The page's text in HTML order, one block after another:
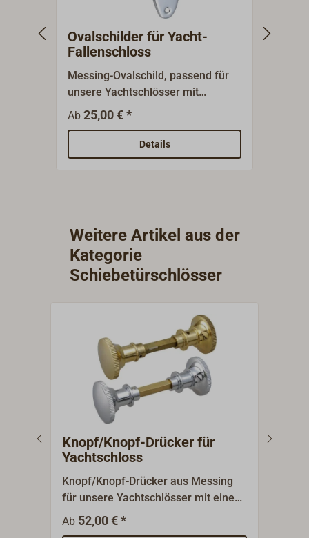
Ovalschilder für Yacht-
Fallenschloss
Messing-Ovalschild, passend für
unsere Yachtschlösser mit
Vierkant V = 8mm.
Ab25,00 € *
Details
Weitere Artikel aus der
Kategorie
Schiebetürschlösser
Knopf/Knopf-Drücker für
Yachtschloss
Knopf/Knopf-Drücker aus Messing
für unsere Yachtschlösser mit einem
8 mm Vierkant, passend für
Türstärken von 20 mm bis 40
Ab 52,00 € *